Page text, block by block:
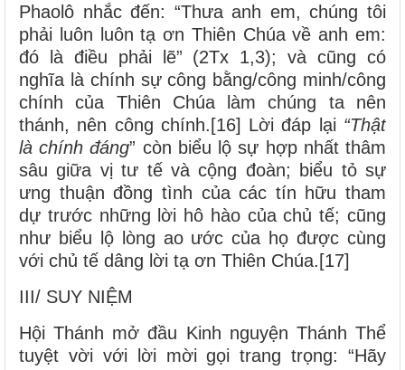
Phaolô nhắc đến: “Thưa anh em, chúng tôi
phải luôn luôn tạ ơn Thiên Chúa về anh em:
đó là điều phải lẽ” (2Tx 1,3); và cũng có
nghĩa là chính sự công bằng/công minh/công
chính của Thiên Chúa làm chúng ta nên
thánh, nên công chính.[16] Lời đáp lại “Thật
là chính đáng” còn biểu lộ sự hợp nhất thâm
sâu giữa vị tư tế và cộng đoàn; biểu tỏ sự
ưng thuận đồng tình của các tín hữu tham
dự trước những lời hô hào của chủ tế; cũng
như biểu lộ lòng ao ước của họ được cùng
với chủ tế dâng lời tạ ơn Thiên Chúa.[17]
III/ SUY NIỆM
Hội Thánh mở đầu Kinh nguyện Thánh Thể
tuyệt vời với lời mời gọi trang trọng: “Hãy